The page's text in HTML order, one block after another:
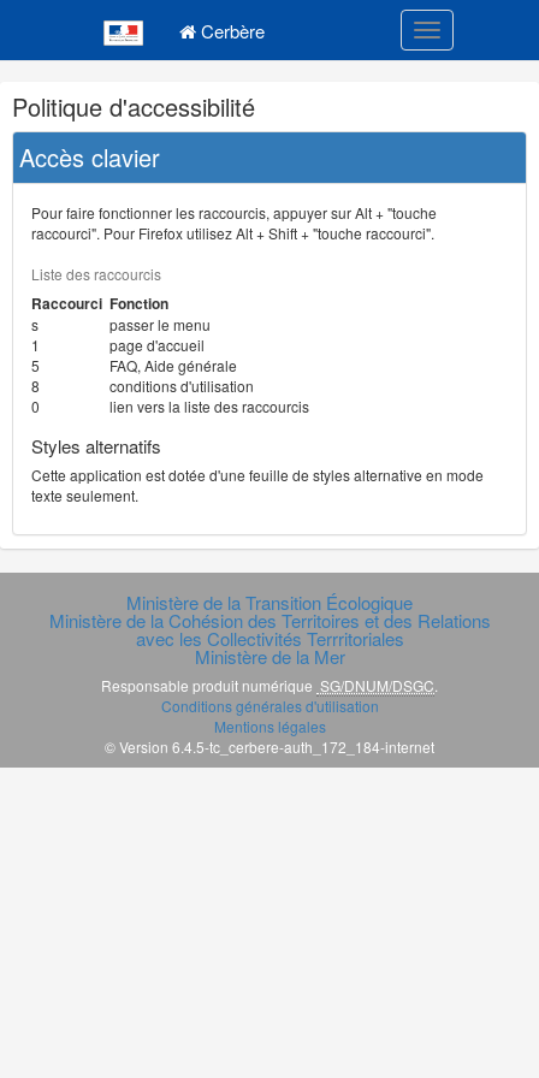
Cerbère Toggle
Navigation
et
outils
annexes
Politique d'accessibilité
Accès clavier
Pour faire fonctionner les raccourcis, appuyer sur Alt + "touche
raccourci". Pour Firefox utilisez Alt + Shift + "touche raccourci".
Liste des raccourcis
Raccourci Fonction
s
passer le menu
1
page d'accueil
5
FAQ, Aide générale
8
conditions d'utilisation
0
lien vers la liste des raccourcis
Styles alternatifs
Cette application est dotée d'une feuille de styles alternative en mode
texte seulement.
Ministère de la Transition Écologique
Ministère de la Cohésion des Territoires et des Relations
avec les Collectivités Terrritoriales
Ministère de la Mer
Responsable produit numérique SG/DNUM/DSGC
Conditions générales d'utilisation
Mentions légales
© Version 6.4.5-tc_cerbere-auth_172_184-internet